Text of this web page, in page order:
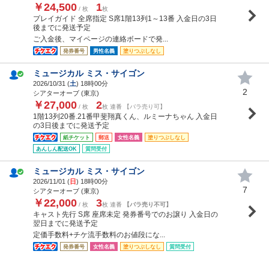
￥24,500 / 枚 1枚
プレイガイド 全席指定 S席1階13列1～13番 入金日の3日
後までに発送予定
ご入金後、マイページの連絡ボードで発...
発券番号 男性名義 塗りつぶしなし
ミュージカル ミス・サイゴン
2026/10/31 (土) 18時00分
シアターオーブ (東京)
￥27,000 / 枚 2枚 連番 【バラ売り可】
1階13列20番.21番甲斐翔真くん、ルミーナちゃん 入金日
の3日後までに発送予定
紙チケット 郵送 女性名義
塗りつぶしなし
あんしん配送OK
質問受付
2
ミュージカル ミス・サイゴン
2026/11/01 (日) 18時00分
シアターオーブ (東京)
￥22,000 / 枚 3枚 連番 【バラ売り不可】
キャスト先行 S席 座席未定 発券番号でのお譲り 入金日の
翌日までに発送予定
定価手数料+チケ流手数料のお値段にな...
発券番号 女性名義 塗りつぶしなし 質問受付
7